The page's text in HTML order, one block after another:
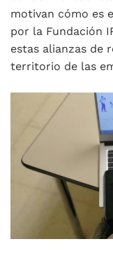
motivan cómo es
por la Fundación
estas alianzas de
territorio de las